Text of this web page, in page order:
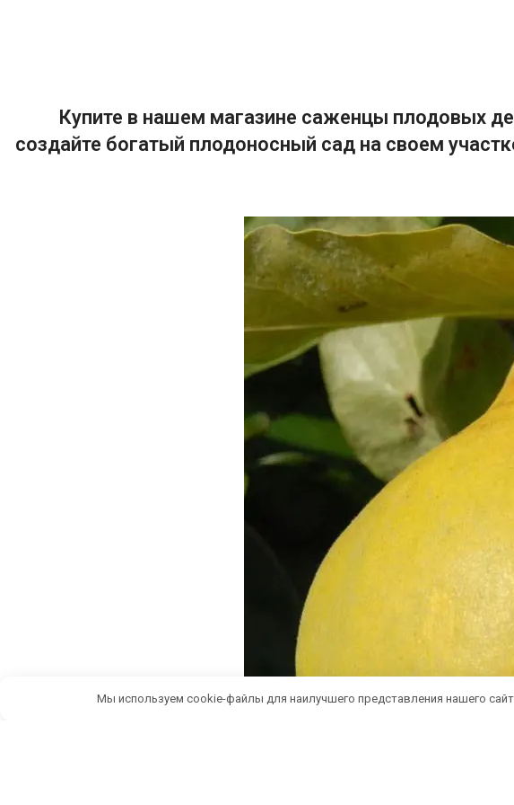
Купите в нашем магазине саженцы плодовых
создайте богатый плодоносный сад на своем
Мы используем cookie-файлы для наилучшего представления нашего